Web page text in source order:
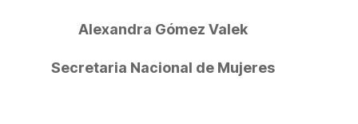
Alexandra Gómez Valek
Secretaria Nacional de Mujeres